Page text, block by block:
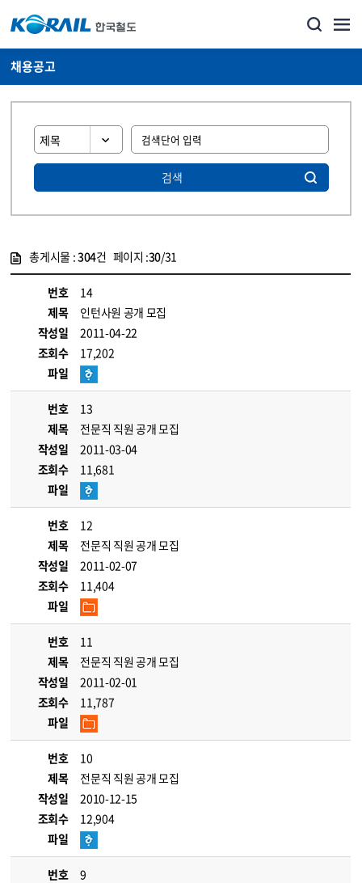
채용공고
검색
총게시물 :304건 페이지 :30/31
번호
14
제목
인턴사원 공개 모집
작성일
2011-04-22
조회수
17,202
파일
번호
13
제목
전문직 직원 공개 모집
작성일
2011-03-04
조회수
11,681
파일
번호
12
제목
전문직 직원 공개 모집
작성일
2011-02-07
조회수
11,404
파일
번호
11
제목
전문직 직원 공개 모집
작성일
2011-02-01
조회수
11,787
파일
번호
10
제목
전문직 직원 공개 모집
작성일
2010-12-15
조회수
12,904
파일
번호
9